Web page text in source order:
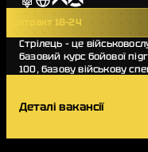
Контракт 18-24
Стрілець – це
базовий курс бойової
100, базову військову
Деталі вакансії